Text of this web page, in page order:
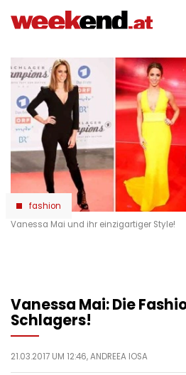
zum
fashion
Vanessa Mai und ihr einzigartiger Style!
Vanessa Mai: Die
Schlagers!
21.03.2017 UM 12:46,ANDREEA IOSA